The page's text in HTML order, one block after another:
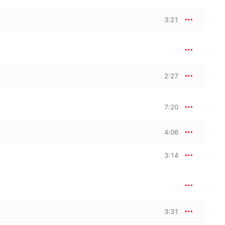
3:21
2:27
7:20
4:06
3:14
3:31